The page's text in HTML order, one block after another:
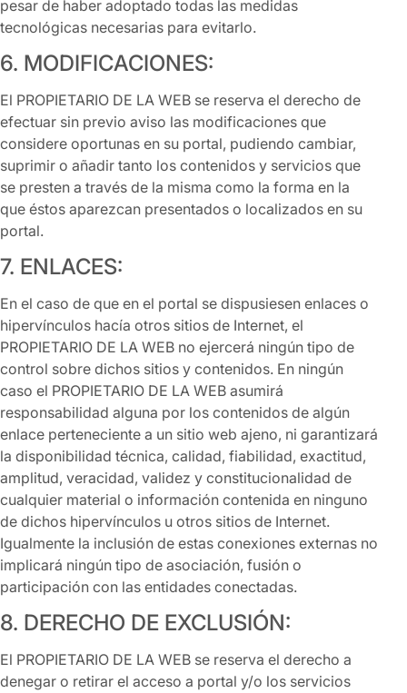
pesar de haber adoptado todas las medidas
tecnológicas necesarias para evitarlo.
6. MODIFICACIONES:
El PROPIETARIO DE LA WEB se reserva el derecho de
efectuar sin previo aviso las modificaciones que
considere oportunas en su portal, pudiendo cambiar,
suprimir o añadir tanto los contenidos y servicios que
se presten a través de la misma como la forma en la
que éstos aparezcan presentados o localizados en su
portal.
7. ENLACES:
En el caso de que en el portal se dispusiesen enlaces o
hipervínculos hacía otros sitios de Internet, el
PROPIETARIO DE LA WEB no ejercerá ningún tipo de
control sobre dichos sitios y contenidos. En ningún
caso el PROPIETARIO DE LA WEB asumirá
responsabilidad alguna por los contenidos de algún
enlace perteneciente a un sitio web ajeno, ni garantizará
la disponibilidad técnica, calidad, fiabilidad, exactitud,
amplitud, veracidad, validez y constitucionalidad de
cualquier material o información contenida en ninguno
de dichos hipervínculos u otros sitios de Internet.
Igualmente la inclusión de estas conexiones externas no
implicará ningún tipo de asociación, fusión o
participación con las entidades conectadas.
8. DERECHO DE EXCLUSIÓN:
El PROPIETARIO DE LA WEB se reserva el derecho a
denegar o retirar el acceso a portal y/o los servicios